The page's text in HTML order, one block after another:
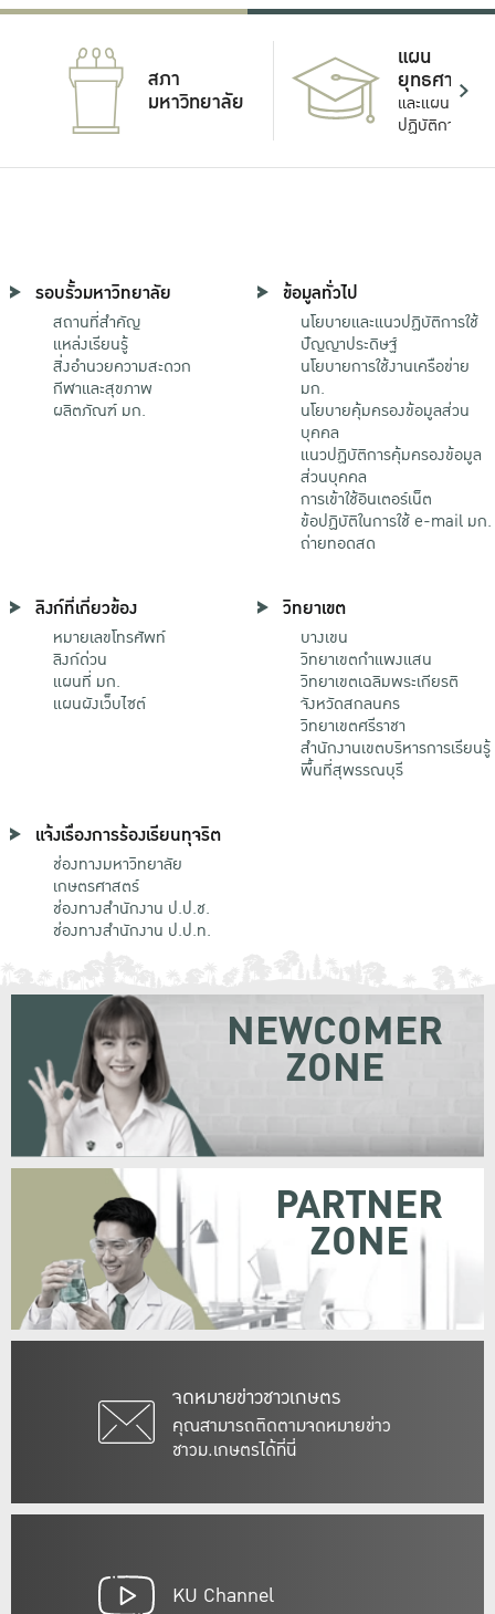
สภา
มหาวิทยาลัย
แผน
ยุทธศาสตร์
และแผน
ปฏิบัติการ
รอบรั้วมหาวิทยาลัย
สถานที่สำคัญ
แหล่งเรียนรู้
สิ่งอำนวยความสะดวก
กีฬาและสุขภาพ
ผลิตภัณฑ์ มก.
ข้อมูลทั่วไป
นโยบายและแนวปฏิบัติการใช้
ปัญญาประดิษฐ์
นโยบายการใช้งานเครือข่าย
มก.
นโยบายคุ้มครองข้อมูลส่วน
บุคคล
แนวปฏิบัติการคุ้มครองข้อมูล
ส่วนบุคคล
การเข้าใช้อินเตอร์เน็ต
ข้อปฏิบัติในการใช้ e-mail มก.
ถ่ายทอดสด
ลิงก์ที่เกี่ยวข้อง
หมายเลขโทรศัพท์
ลิงก์ด่วน
แผนที่ มก.
แผนผังเว็บไซต์
วิทยาเขต
บางเขน
วิทยาเขตกําแพงแสน
วิทยาเขตเฉลิมพระเกียรติ
จังหวัดสกลนคร
วิทยาเขตศรีราชา
สำนักงานเขตบริหารการเรียนรู้
พื้นที่สุพรรณบุรี
แจ้งเรื่องการร้องเรียนทุจริต
ช่องทางมหาวิทยาลัย
เกษตรศาสตร์
ช่องทางสำนักงาน ป.ป.ช.
ช่องทางสำนักงาน ป.ป.ท.
จดหมายข่าวชาวเกษตร
คุณสามารถติดตามจดหมายข่าว
ชาวม.เกษตรได้ที่นี่
NEWCOMER
ZONE
PARTNER
ZONE
KU Channel